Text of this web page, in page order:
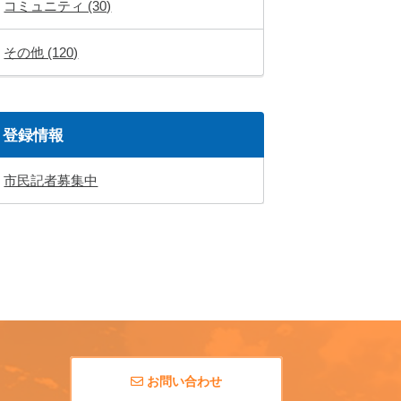
コミュニティ (30)
その他 (120)
登録情報
市民記者募集中
お問い合わせ